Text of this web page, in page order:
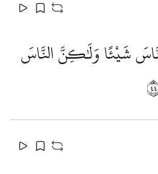
شَيْئًا وَلَٰكِنَّ النَّاسَ